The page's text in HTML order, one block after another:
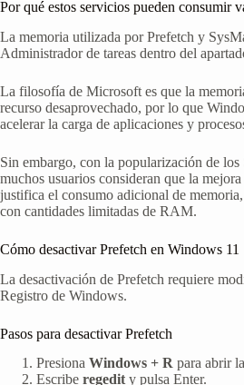
Por qué estos servicios pueden consumir
La memoria utilizada por Prefetch y
Administrador de tareas dentro del
La filosofía de Microsoft es que la
recurso desaprovechado, por lo que
acelerar la carga de aplicaciones y
Sin embargo, con la popularización de
muchos usuarios consideran que la
justifica el consumo adicional de
con cantidades limitadas de RAM.
Cómo desactivar Prefetch en Windows 11
La desactivación de Prefetch requiere
Registro de Windows.
Pasos para desactivar Prefetch
Presiona Windows + R para abrir
Escribe regedit y pulsa Enter.